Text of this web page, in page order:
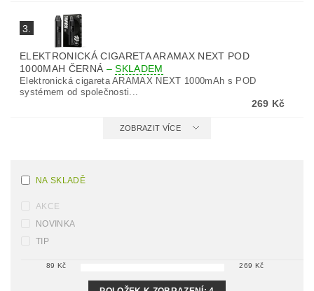
3.
ELEKTRONICKÁ CIGARETA ARAMAX NEXT POD
1000MAH ČERNÁ –SKLADEM
Elektronická cigareta ARAMAX NEXT 1000mAh s POD
systémem od společnosti...
269 Kč
ZOBRAZIT VÍCE
NA SKLADĚ
AKCE
NOVINKA
TIP
89 Kč 269 Kč